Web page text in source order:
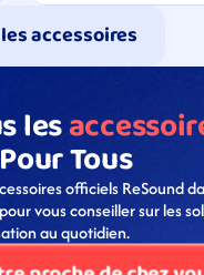
accessoires
les
Tous
officiels ReSound
vous conseiller sur les
au quotidien.